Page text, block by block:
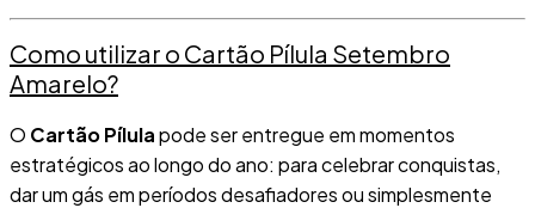
Como utilizar o Cartão Pílula Setembro
Amarelo?
O Cartão Pílulapode ser entregue em momentos
estratégicos ao longo do ano: para celebrar conquistas,
dar um gás em períodos desafiadores ou simplesmente